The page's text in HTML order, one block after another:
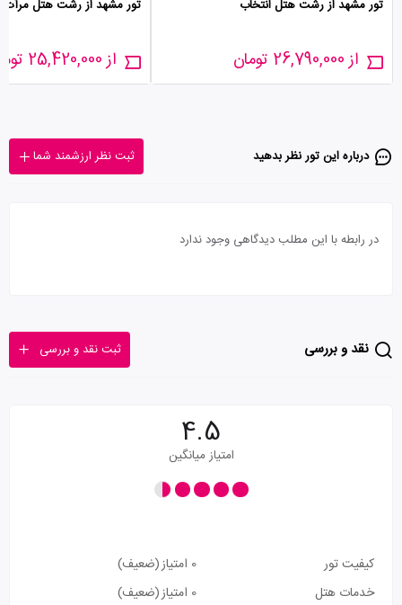
تور مشهد از رشت هتل انتخاب
از 26,790,000 تومان
تور مشهد از رشت هتل مرآت
از 25,420,000 تومان
درباره این تور‌ نظر بدهید ثبت نظر ارزشمند شما
در رابطه با این مطلب دیدگاهی وجود ندارد
نقد و بررسی ثبت نقد و بررسی
4.5
امتیاز میانگین
کیفیت تور 0 امتیاز
(ضعیف)
خدمات هتل
0 امتیاز
(ضعیف)